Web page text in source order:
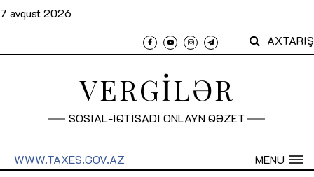
7 avqust 2026
AXTARIŞ
VERGİLƏR
SOSİAL-İQTİSADİ ONLAYN QƏZET
MENU
WWW.TAXES.GOV.AZ